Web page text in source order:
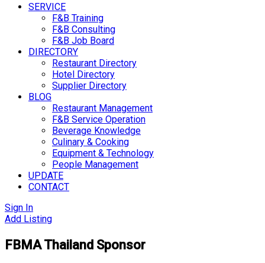
SERVICE
F&B Training
F&B Consulting
F&B Job Board
DIRECTORY
Restaurant Directory
Hotel Directory
Supplier Directory
BLOG
Restaurant Management
F&B Service Operation
Beverage Knowledge
Culinary & Cooking
Equipment & Technology
People Management
UPDATE
CONTACT
Sign In
Add Listing
FBMA Thailand Sponsor